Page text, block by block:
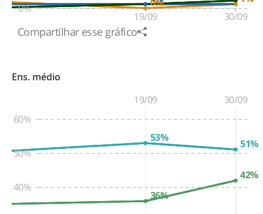
0%
19/09 30/09
Compartilhar esse gráfico
Ens. médio
40%
50%
60%
19/09 30/09
42%
53% 51%
36%